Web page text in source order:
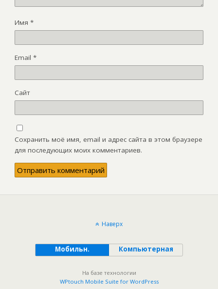
Имя *
Email *
Сайт
Сохранить моё имя, email и адрес сайта в этом браузере
для последующих моих комментариев.
Наверх
Мобильн. Компьютерная
На базе технологии
WPtouch Mobile Suite for WordPress